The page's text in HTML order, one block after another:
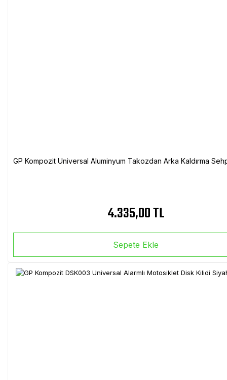
GP Kompozit Universal Aluminyum Takozdan Arka Kaldırma
4.335,00 TL
Sepete Ekle